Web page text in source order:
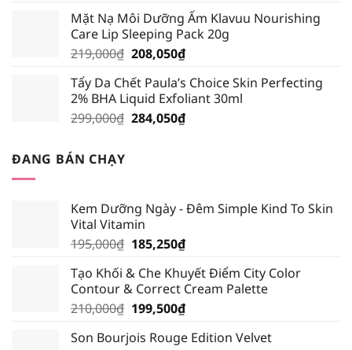
là:
195,000₫.
tại
là:
185,250₫.
Mặt Nạ Môi Dưỡng Ẩm Klavuu Nourishing
Care Lip Sleeping Pack 20g
219,000₫ Giá
là:
219,000₫.
208,050₫Giá
tại
là:
208,050₫.
Tẩy Da Chết Paula’s Choice Skin Perfecting
2% BHA Liquid Exfoliant 30ml
299,000₫ Giá
284,050₫Giá
ĐANG BÁN CHẠY
Kem Dưỡng Ngày - Đêm Simple Kind To Skin
Vital Vitamin
195,000₫ Giá
là:
195,000₫.
185,250₫Giá
tại
là:
185,250₫.
Tạo Khối & Che Khuyết Điểm City Color
Contour & Correct Cream Palette
210,000₫ Giá
là:
199,500₫Giá
tại
Son Bourjois Rouge Edition Velvet